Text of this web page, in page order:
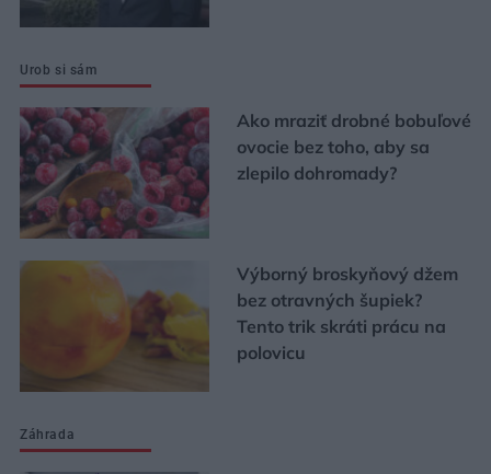
Urob si sám
Ako mraziť drobné bobuľové
ovocie bez toho, aby sa
zlepilo dohromady?
Výborný broskyňový džem
bez otravných šupiek?
Tento trik skráti prácu na
polovicu
Záhrada